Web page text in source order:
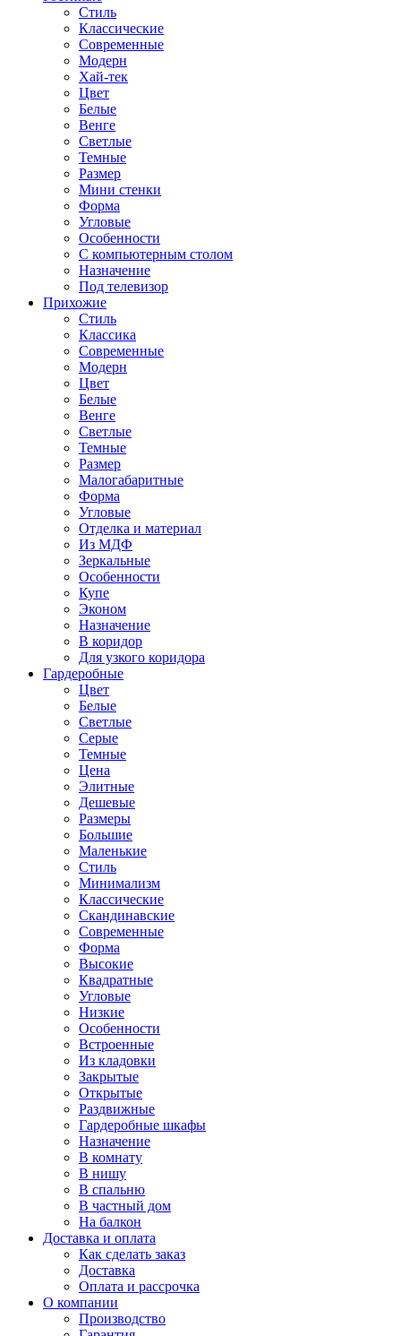
Стиль
Классические
Современные
Модерн
Хай-тек
Цвет
Белые
Венге
Светлые
Темные
Размер
Мини стенки
Форма
Угловые
Особенности
С компьютерным столом
Назначение
Под телевизор
Прихожие
Стиль
Классика
Современные
Модерн
Цвет
Белые
Венге
Светлые
Темные
Размер
Малогабаритные
Форма
Угловые
Отделка и материал
Из МДФ
Зеркальные
Особенности
Купе
Эконом
Назначение
В коридор
Для узкого коридора
Гардеробные
Цвет
Белые
Светлые
Серые
Темные
Цена
Элитные
Дешевые
Размеры
Большие
Маленькие
Стиль
Минимализм
Классические
Скандинавские
Современные
Форма
Высокие
Квадратные
Угловые
Низкие
Особенности
Встроенные
Из кладовки
Закрытые
Открытые
Раздвижные
Гардеробные шкафы
Назначение
В комнату
В нишу
В спальню
В частный дом
На балкон
Доставка и оплата
Как сделать заказ
Доставка
Оплата и рассрочка
О компании
Производство